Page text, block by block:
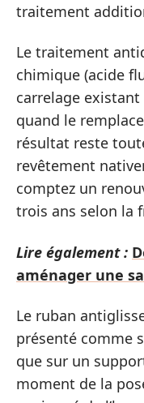
traitement
Le traitement
chimique (acide
carrelage
quand le
résultat reste
revêtement
comptez un
trois ans selon la
Lire également :
aménager une
Le ruban
présenté comme
que sur un
moment de la